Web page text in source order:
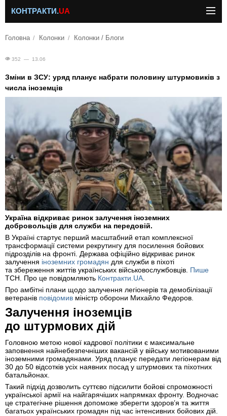
КОНТРАКТИ.UA
Головна Колонки Колонки / Блоги
352 — 13.06
Зміни в ЗСУ: уряд планує набрати половину штурмовиків з
числа іноземців
Україна відкриває ринок залучення іноземних
добровольців для служби на передовій.
В Україні стартує перший масштабний етап комплексної
трансформації системи рекрутингу для посилення бойових
підрозділів на фронті. Держава офіційно відкриває ринок
залучення іноземних громадян для служби в піхоті
та збереження життів українських військовослужбовців. Пише
ТСН. Про це повідомляють Контракти.UA.
Про амбітні плани щодо залучення легіонерів та демобілізації
ветеранів повідомив міністр оборони Михайло Федоров.
Залучення іноземців
до штурмових дій
Головною метою нової кадрової політики є максимальне
заповнення найнебезпечніших вакансій у війську мотивованими
іноземними громадянами. Уряд планує передати легіонерам від
30 до 50 відсотків усіх наявних посад у штурмових та піхотних
батальйонах.
Такий підхід дозволить суттєво підсилити бойові спроможності
української армії на найгарячіших напрямках фронту. Водночас
це стратегічне рішення допоможе зберегти здоров’я та життя
багатьох українських громадян під час інтенсивних бойових дій.